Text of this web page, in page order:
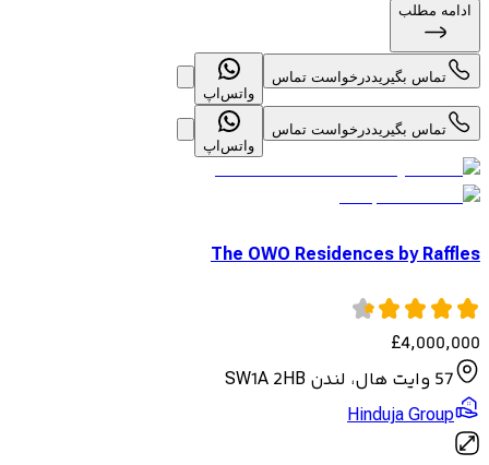
ادامه مطلب
تماس بگیرید درخواست تماس
واتس‌اپ
تماس بگیرید درخواست تماس
واتس‌اپ
The OWO Residences by Raffles
£4,000,000
57 وایت هال، لندن SW1A 2HB
Hinduja Group